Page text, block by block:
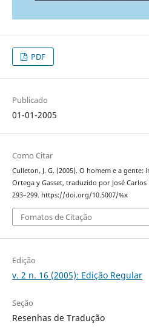
PDF
Publicado
01-01-2005
Como Citar
Culleton, J. G. (2005). O homem e a
Ortega y Gasset, traduzido por José Carlos
293–299. https://doi.org/10.5007/%x
Fomatos de Citação
Edição
v. 2 n. 16 (2005): Edição Regular
Seção
Resenhas de Tradução